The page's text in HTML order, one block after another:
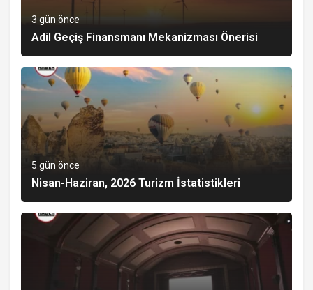
3 gün önce
Adil Geçiş Finansmanı Mekanizması Önerisi
5 gün önce
Nisan-Haziran, 2026 Turizm İstatistikleri